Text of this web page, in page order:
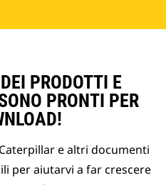
PRODOTTI E
PRONTI PER
e altri documenti
per aiutarvi a far crescere